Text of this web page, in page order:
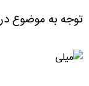
توجه به موضوع